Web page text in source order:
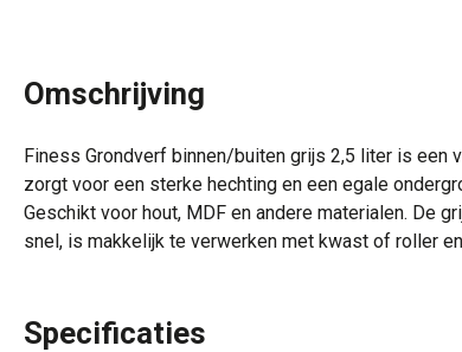
Omschrijving
Finess Grondverf binnen/buiten grijs 2,5 liter is een
zorgt voor een sterke hechting en een egale
Geschikt voor hout, MDF en andere materialen. De
snel, is makkelijk te verwerken met kwast of roller
Specificaties